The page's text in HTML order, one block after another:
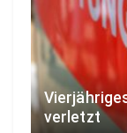
verletzt